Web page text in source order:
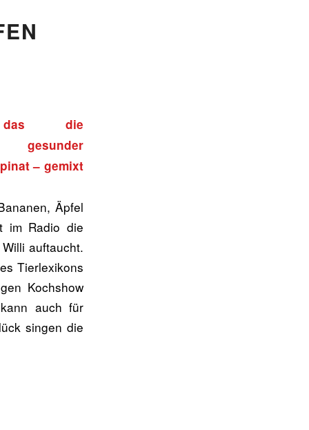
das die
gesunder
– gemixt
Äpfel
im Radio die
auftaucht.
Tierlexikons
Kochshow
auch für
singen die